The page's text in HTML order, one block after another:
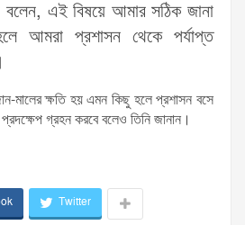
বলেন, এই বিষয়ে আমার সঠিক জানা
আমরা প্রশাসন থেকে পর্যাপ্ত
মালের ক্ষতি হয় এমন কিছু হলে প্রশাসন বসে
গ্রহন করবে বলেও তিনি জানান।
Twitter